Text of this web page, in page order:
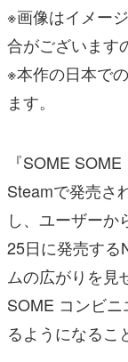
※画像はイメー
合がございます
※本作の日本で
ます。
『SOME
Steamで発売さ
し、ユーザーか
25日に発売する
ムの広がりを見
SOME コンビ
るようになるこ